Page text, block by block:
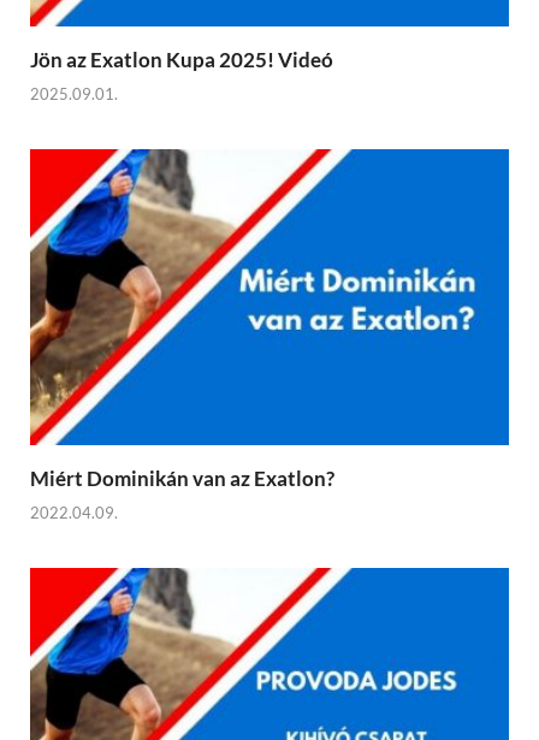
Jön az Exatlon Kupa 2025! Videó
2025.09.01.
Miért Dominikán van az Exatlon?
2022.04.09.